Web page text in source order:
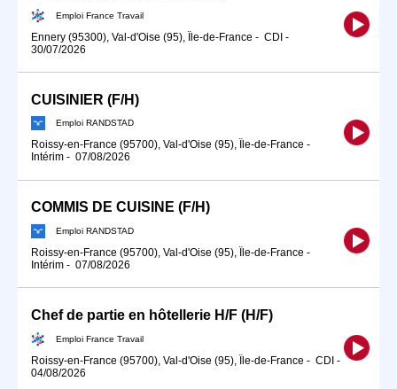
Emploi France Travail
Ennery (95300), Val-d'Oise (95), Île-de-France - CDI -
30/07/2026
CUISINIER (F/H)
Emploi RANDSTAD
Roissy-en-France (95700), Val-d'Oise (95), Île-de-France -
Intérim - 07/08/2026
COMMIS DE CUISINE (F/H)
Emploi RANDSTAD
Roissy-en-France (95700), Val-d'Oise (95), Île-de-France -
Intérim - 07/08/2026
Chef de partie en hôtellerie H/F (H/F)
Emploi France Travail
Roissy-en-France (95700), Val-d'Oise (95), Île-de-France - CDI -
04/08/2026